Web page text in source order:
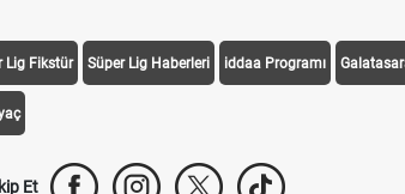
Lig Fikstür Süper Lig Haberleri iddaa Programı
Et